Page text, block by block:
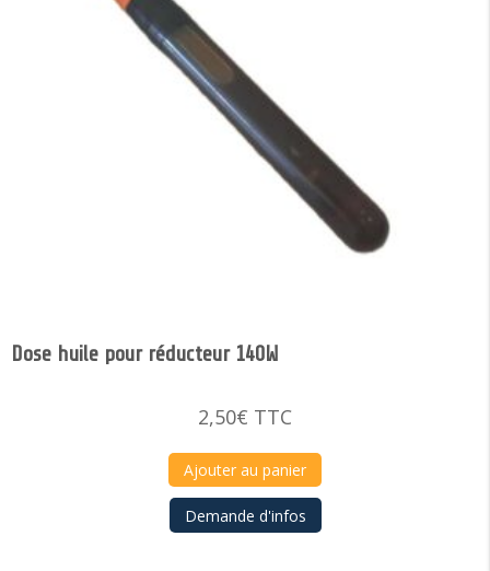
Dose huile pour réducteur 140W
2,50€ TTC
Ajouter au panier
Demande d'infos